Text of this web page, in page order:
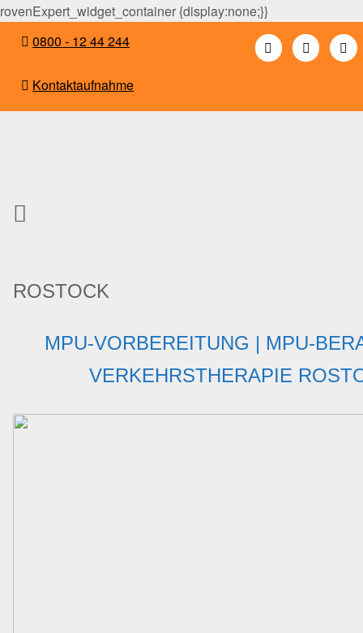
rovenExpert_widget_container {display:none;}}
0800 - 12 44 244
Kontaktaufnahme
ROSTOCK
MPU-VORBEREITUNG | MPU-
VERKEHRSTHERAPIE